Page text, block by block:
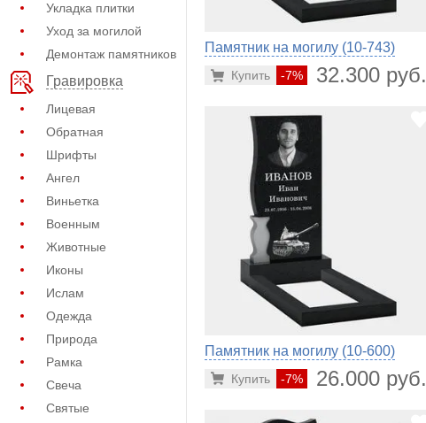
Укладка плитки
Уход за могилой
Демонтаж памятников
Гравировка
Лицевая
Обратная
Шрифты
Ангел
Виньетка
Военным
Животные
Иконы
Ислам
Одежда
Природа
Рамка
Свеча
Святые
Памятник на могилу (10-743)
-7% 32.300 руб.
Купить
Памятник на могилу (10-600)
-7% 26.000 руб.
Купить